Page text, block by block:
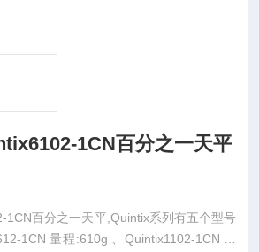
1CN百分之一天平
1CN百分之一天平,Quintix系列有五个型号
1CN 量